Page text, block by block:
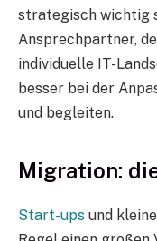
strategisch wichtig
Ansprechpartner,
individuelle IT-
besser bei der
und begleiten.
Migration:
Start-ups und